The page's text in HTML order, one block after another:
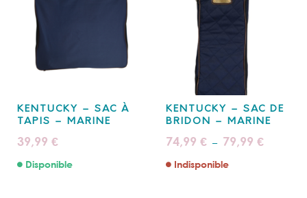
KENTUCKY – SAC À
TAPIS – MARINE
39,99 €
Disponible
KENTUCKY – SAC DE
BRIDON – MARINE
74,99 € – 79,99 €Plage
de
Indisponible